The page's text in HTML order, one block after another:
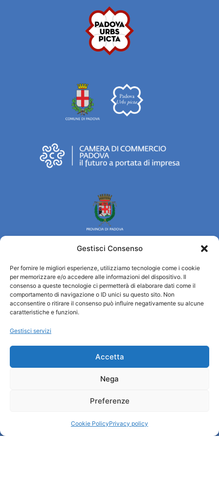
Gestisci Consenso
Per fornire le migliori esperienze, utilizziamo tecnologie come i cookie
per memorizzare e/o accedere alle informazioni del dispositivo. Il
consenso a queste tecnologie ci permetterà di elaborare dati come il
comportamento di navigazione o ID unici su questo sito. Non
acconsentire o ritirare il consenso può influire negativamente su alcune
caratteristiche e funzioni.
Gestisci servizi
Accetta
Nega
Preferenze
Cookie PolicyPrivacy policy
Turismo Padova
Chi siamo
Informazioni e Accoglienza Turistica/IAT
Cookie Policy
Amministrazione trasparente